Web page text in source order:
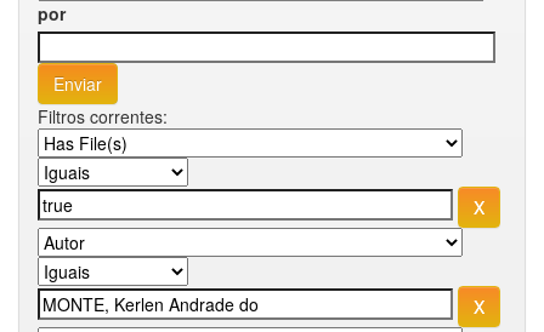
por
Filtros correntes: